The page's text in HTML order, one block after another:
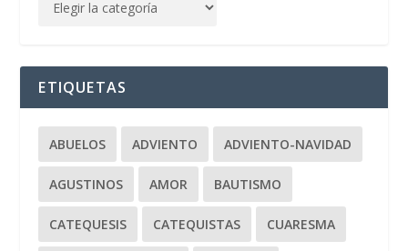
ETIQUETAS
ABUELOS ADVIENTO ADVIENTO-NAVIDAD
AGUSTINOS AMOR BAUTISMO
CATEQUESIS CATEQUISTAS CUARESMA